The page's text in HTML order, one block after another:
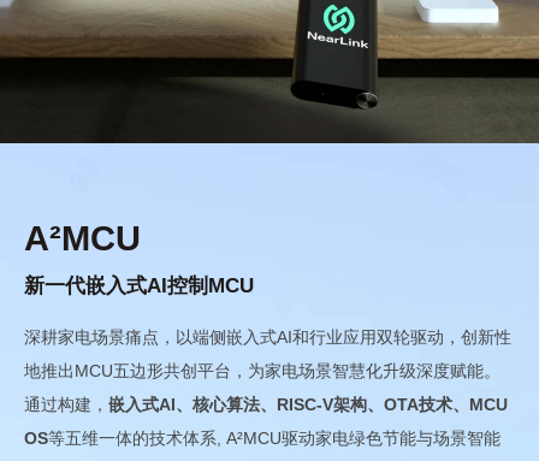
A²MCU
新一代嵌入式AI控制MCU
深耕家电场景痛点，以端侧嵌入式AI和行业应用双轮驱动，创新性
地推出MCU五边形共创平台，为家电场景智慧化升级深度赋能。
通过构建，嵌入式AI、核心算法、RISC-V架构、OTA技术、MCU
OS等五维一体的技术体系, A²MCU驱动家电绿色节能与场景智能